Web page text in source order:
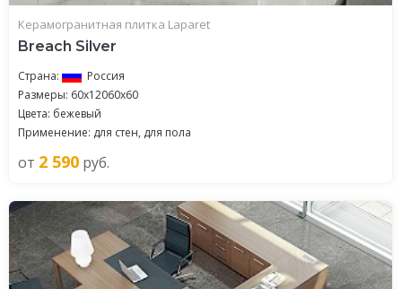
Керамогранитная плитка Laparet
Breach Silver
Страна:
Россия
Размеры: 60x12060x60
Цвета: бежевый
Применение: для стен, для пола
от 2 590 руб.